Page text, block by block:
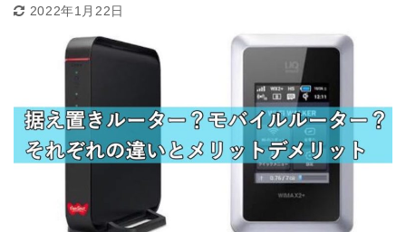
2022年1月22日